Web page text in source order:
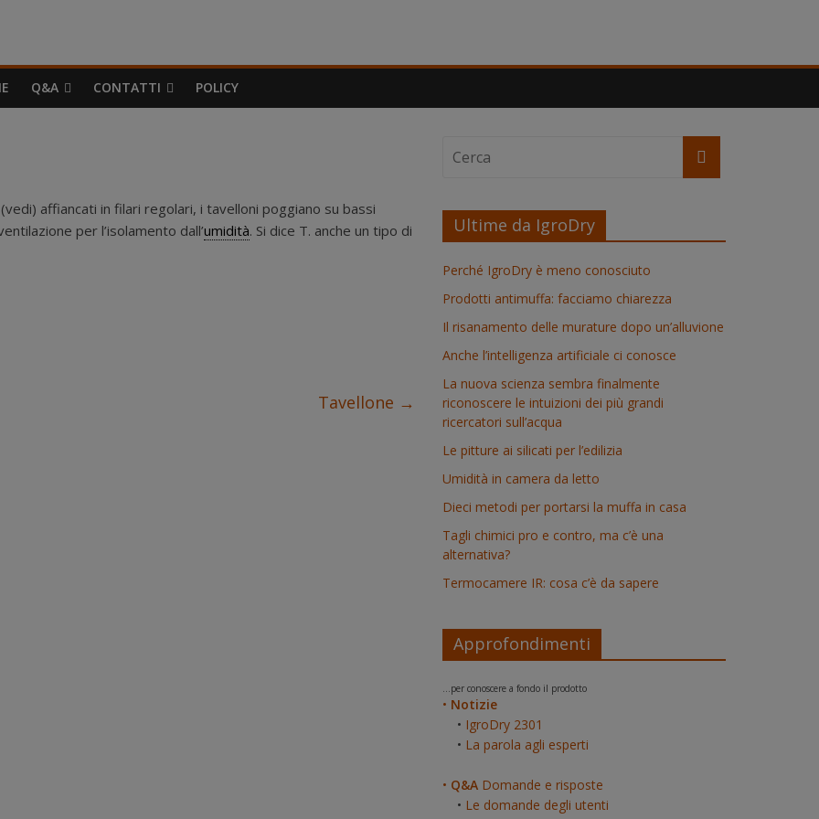
Q&A CONTATTI POLICY
affiancati in filari regolari, i tavelloni poggiano su bassi
per l’isolamento dall’umidità. Si dice T. anche un tipo di
Tavellone →
Ultime da IgroDry
Perché IgroDry è meno conosciuto
Prodotti antimuffa: facciamo chiarezza
Il risanamento delle murature dopo un’alluvione
Anche l’intelligenza artificiale ci conosce
La nuova scienza sembra finalmente
riconoscere le intuizioni dei più grandi
ricercatori sull’acqua
Le pitture ai silicati per l’edilizia
Umidità in camera da letto
Dieci metodi per portarsi la muffa in casa
Tagli chimici pro e contro, ma c’è una
alternativa?
Termocamere IR: cosa c’è da sapere
Approfondimenti
...per conoscere a fondo il prodotto
• Notizie
• IgroDry 2301
• La parola agli esperti
• Q&A Domande e risposte
• Le domande degli utenti